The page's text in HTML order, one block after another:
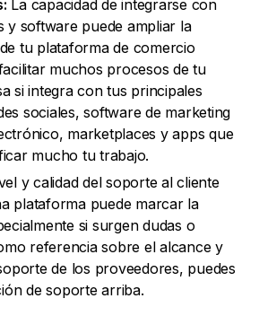
La capacidad de integrarse con
y software puede ampliar la
tu plataforma de comercio
muchos procesos de tu
si integra con tus principales
sociales, software de marketing
marketplaces y apps que
mucho tu trabajo.
y calidad del soporte al cliente
plataforma puede marcar la
si surgen dudas o
referencia sobre el alcance y
de los proveedores, puedes
de soporte arriba.